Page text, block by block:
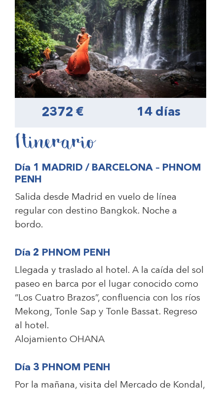
2372 € 14 días
Itinerario
Día 1 MADRID / BARCELONA – PHNOM
PENH
Salida desde Madrid en vuelo de línea
regular con destino Bangkok. Noche a
bordo.
Día 2 PHNOM PENH
Llegada y traslado al hotel. A la caída del sol
paseo en barca por el lugar conocido como
“Los Cuatro Brazos”, confluencia con los ríos
Mekong, Tonle Sap y Tonle Bassat. Regreso
al hotel.
Alojamiento OHANA
Día 3 PHNOM PENH
Por la mañana, visita del Mercado de Kondal,